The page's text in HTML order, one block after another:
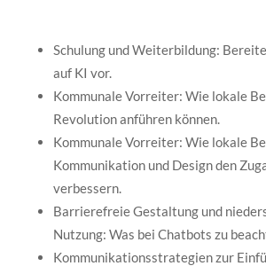
Schulung und Weiterbildung:
auf KI vor.
Kommunale Vorreiter: Wie lokale
Revolution anführen können.
Kommunale Vorreiter: Wie lokale
Kommunikation und Design den
verbessern.
Barrierefreie Gestaltung und
Nutzung: Was bei Chatbots zu
Kommunikationsstrategien zur